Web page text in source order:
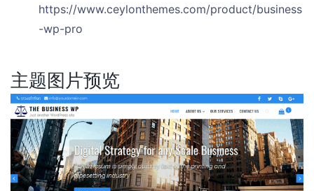
https://www.ceylonthemes.com/product/business
-wp-pro
主题图片预览